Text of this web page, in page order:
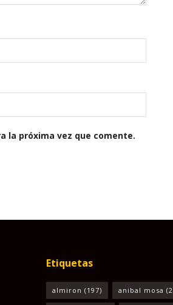
la próxima vez que comente.
Etiquetas
almiron (197) anibal mosa